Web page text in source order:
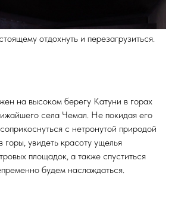
отдохнуть и перезагрузиться.
на высоком берегу Катуни в горах
села Чемал. Не покидая его
с нетронутой природой
горы, увидеть красоту ущелья
площадок, а также спуститься
будем наслаждаться.